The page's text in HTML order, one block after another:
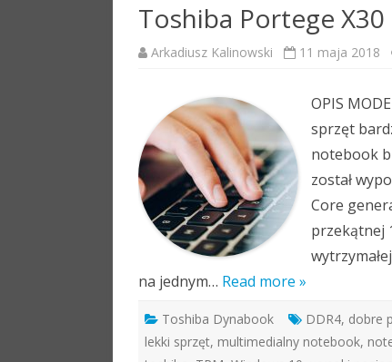
Toshiba Portege X30
Arkadiusz Kalinowski 11 maja 2018
OPIS
sprzęt
notebook
został
Core
przekątnej
na jednym… Read more »
Toshiba Dynabook DDR4, dobre
lekki sprzęt, multimedialny notebook,